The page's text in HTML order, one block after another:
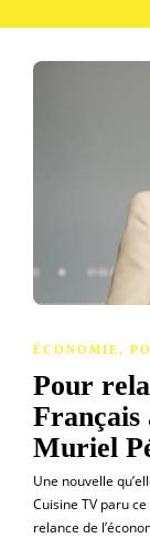
ÉCONOMIE,
Pour
Français
Muriel
Une nouvelle
Cuisine TV paru
relance de